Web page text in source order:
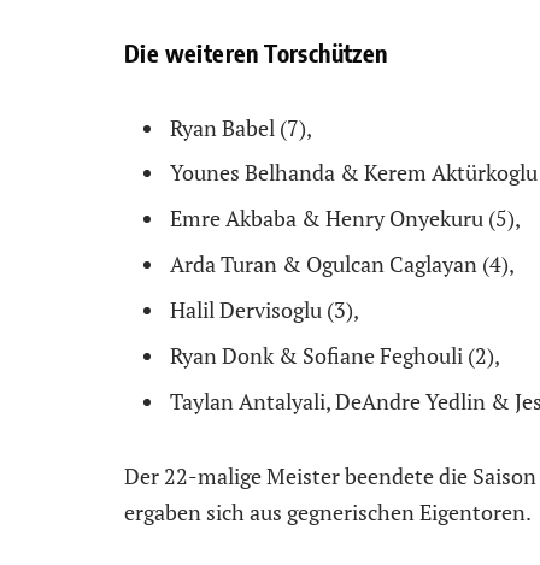
Die weiteren Torschützen
Ryan Babel (7),
Younes Belhanda & Kerem
Emre Akbaba & Henry Onyekuru (5),
Arda Turan & Ogulcan Caglayan (4),
Halil Dervisoglu (3),
Ryan Donk & Sofiane Feghouli (2),
Taylan Antalyali, DeAndre Yedlin &
Der 22-malige Meister beendete die
ergaben sich aus gegnerischen Eigentoren.